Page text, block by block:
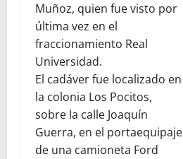
Muñoz, quien fue visto por
última vez en el
fraccionamiento Real
Universidad.
El cadáver fue localizado en
la colonia Los Pocitos,
sobre la calle Joaquín
Guerra, en el portaequipaje
de una camioneta Ford